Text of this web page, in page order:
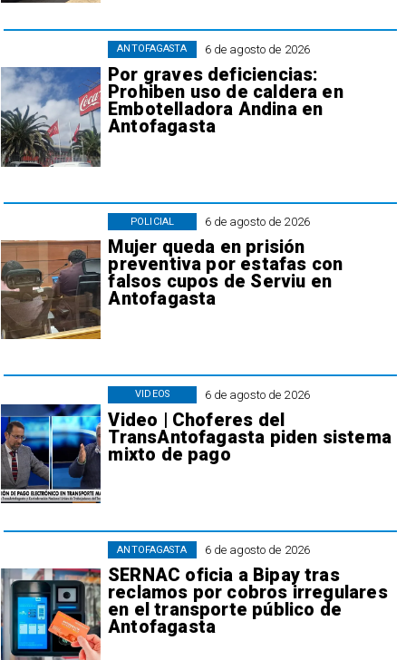
6 de agosto de 2026
Por graves deficiencias:
Prohiben uso de caldera en
Embotelladora Andina en
Antofagasta
ANTOFAGASTA
6 de agosto de 2026
Mujer queda en prisión
preventiva por estafas con
falsos cupos de Serviu en
Antofagasta
POLICIAL
6 de agosto de 2026
Video | Choferes del
TransAntofagasta piden sistema
mixto de pago
VIDEOS
6 de agosto de 2026
SERNAC oficia a Bipay tras
reclamos por cobros irregulares
en el transporte público de
Antofagasta
ANTOFAGASTA